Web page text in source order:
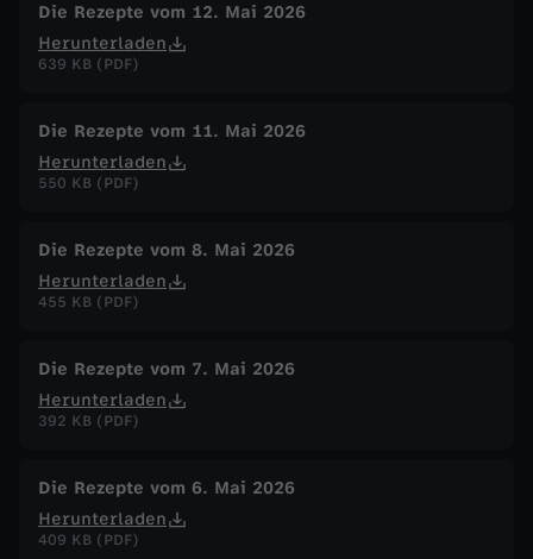
Die Rezepte vom 12. Mai 2026
Herunterladen
639 KB (PDF)
Die Rezepte vom 11. Mai 2026
Herunterladen
550 KB (PDF)
Die Rezepte vom 8. Mai 2026
Herunterladen
455 KB (PDF)
Die Rezepte vom 7. Mai 2026
Herunterladen
392 KB (PDF)
Die Rezepte vom 6. Mai 2026
Herunterladen
409 KB (PDF)